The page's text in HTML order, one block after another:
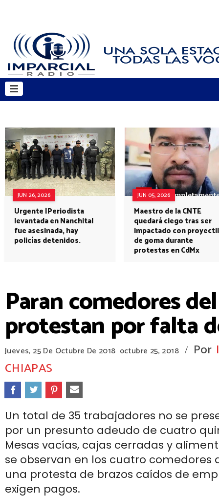
JUN 26, 2026
Urgente |Periodista
levantada en Nanchital
fue asesinada, hay
policías detenidos.
JUN 05, 2026
Maestro de la CNTE
quedará ciego tras ser
impactado con proyectil
de goma durante
protestas en CdMx
Paran comedores
protestan por falta
Jueves, 25 De Octubre De 2018 octubre 25, 2018 / Por
CHIAPAS
Un total de 35 trabajadores no se
por un presunto adeudo de cuatro
Mesas vacías, cajas cerradas y
se observan en los cuatro comedores
una protesta de brazos caídos de
exigen pagos.